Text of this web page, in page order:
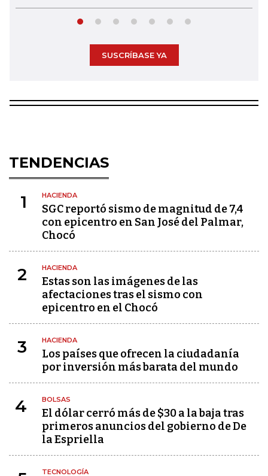
SUSCRÍBASE YA
TENDENCIAS
1 HACIENDA
SGC reportó sismo de magnitud de 7,4
con epicentro en San José del Palmar,
Chocó
2 HACIENDA
Estas son las imágenes de las
afectaciones tras el sismo con
epicentro en el Chocó
3 HACIENDA
Los países que ofrecen la ciudadanía
por inversión más barata del mundo
4 BOLSAS
El dólar cerró más de $30 a la baja tras
primeros anuncios del gobierno de De
la Espriella
TECNOLOGÍA